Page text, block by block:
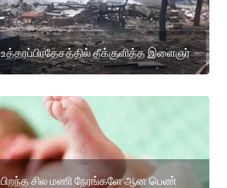
உத்தரப்பிரதேசத்தில் தீக்குளித்த இளைஞர்
பிறந்த சில மணி நேரங்களே ஆன பெண்